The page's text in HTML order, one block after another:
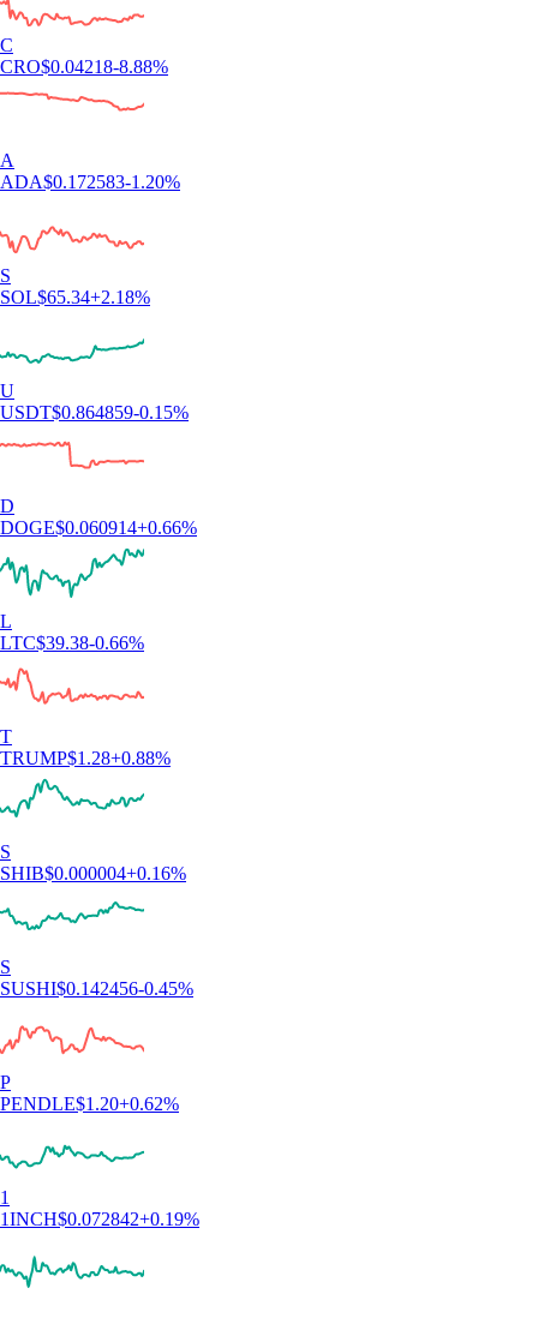
C
CRO$0.04218-8.88%
A
ADA$0.172583-1.20%
S
SOL$65.34+2.18%
U
USDT$0.864859-0.15%
D
DOGE$0.060914+0.66%
L
LTC$39.38-0.66%
T
TRUMP$1.28+0.88%
S
SHIB$0.000004+0.16%
S
SUSHI$0.142456-0.45%
P
PENDLE$1.20+0.62%
1
1INCH$0.072842+0.19%